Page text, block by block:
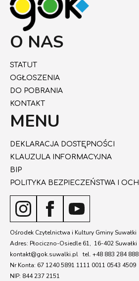
O NAS
STATUT
OGŁOSZENIA
DO POBRANIA
KONTAKT
MENU
DEKLARACJA DOSTĘPNOŚCI
KLAUZULA INFORMACYJNA
BIP
POLITYKA BEZPIECZEŃSTWA I
Ośrodek Czytelnictwa i Kultury Gminy Suwałki
Adres: Płociczno-Osiedle 61, 16-402 Suwałki
kontakt@gok.suwalki.pl tel. +48 883 284 888
Nr Konta: 67 1240 5891 1111 0011 0543 4509
NIP: 844 237 2151